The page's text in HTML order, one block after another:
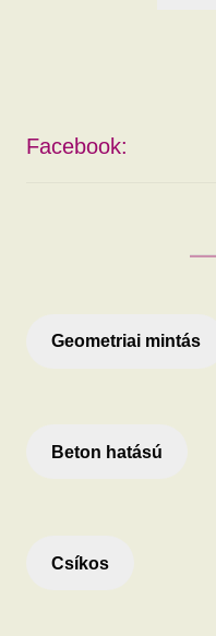
Facebook:
Geometriai mintás
Beton hatású
Csíkos